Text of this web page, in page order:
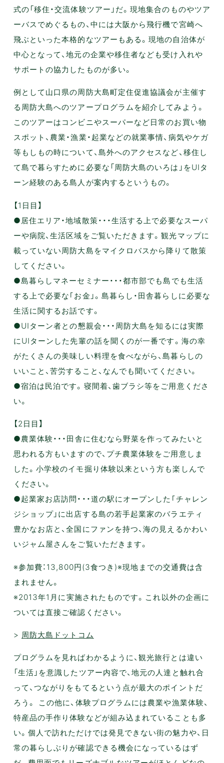
式の「移住・交流体験ツアー」だ。現地集合のものやツア
ーバスでめぐるもの、中には大阪から飛行機で宮崎へ
飛ぶといった本格的なツアーもある。現地の自治体が
中心となって、地元の企業や移住者なども受け入れや
サポートの協力したものが多い。
例として山口県の周防大島町定住促進協議会が主催す
る周防大島へのツアープログラムを紹介してみよう。
このツアーはコンビニやスーパーなど日常のお買い物
スポット、農業・漁業・起業などの就業事情、病気やケガ
等もしもの時について、島外へのアクセスなど、移住し
て島で暮らすために必要な「周防大島のいろは」をUIタ
ーン経験のある島人が案内するというもの。
【1日目】
●居住エリア・地域散策・・・生活する上で必要なスーパ
ーや病院、生活区域をご覧いただきます。観光マップに
載っていない周防大島をマイクロバスから降りて散策
してください。
●島暮らしマネーセミナー・・・都市部でも島でも生活
する上で必要な｢お金」。島暮らし・田舎暮らしに必要な
生活に関するお話です。
●UIターン者との懇親会・・・周防大島を知るには実際
にUIターンした先輩の話を聞くのが一番です。海の幸
がたくさんの美味しい料理を食べながら、島暮らしの
いいこと、苦労すること、なんでも聞いてください。
●宿泊は民泊です。寝間着、歯ブラシ等をご用意くださ
い。
【2日目】
●農業体験・・・田舎に住むなら野菜を作ってみたいと
思われる方もいますので、プチ農業体験をご用意しま
した。小学校のイモ掘り体験以来という方も楽しんで
ください。
●起業家お店訪問・・・道の駅にオープンした｢チャレン
ジショップ」に出店する島の若手起業家のバラエティ
豊かなお店と、全国にファンを持つ、海の見えるかわい
いジャム屋さんをご覧いただきます。
※参加費：13,800円(3食つき)※現地までの交通費は含
まれません。
※2013年1月に実施されたものです。これ以外の企画に
ついては直接ご確認ください。
> 周防大島ドットコム
プログラムを見ればわかるように、観光旅行とは違い
「生活」を意識したツアー内容で、地元の人達と触れ合
って、つながりをもてるという点が最大のポイントだ
ろう。 この他に、体験プログラムには農業や漁業体験、
特産品の手作り体験などが組み込まれていることも多
い。個人で訪れただけでは発見できない街の魅力や、日
常の暮らしぶりが確認できる機会になっているはず